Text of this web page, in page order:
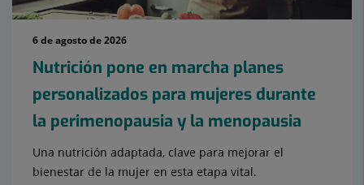
6 de agosto de 2026
Nutrición pone en marcha planes
personalizados para mujeres durante
la perimenopausia y la menopausia
Una nutrición adaptada, clave para mejorar el
bienestar de la mujer en esta etapa vital.